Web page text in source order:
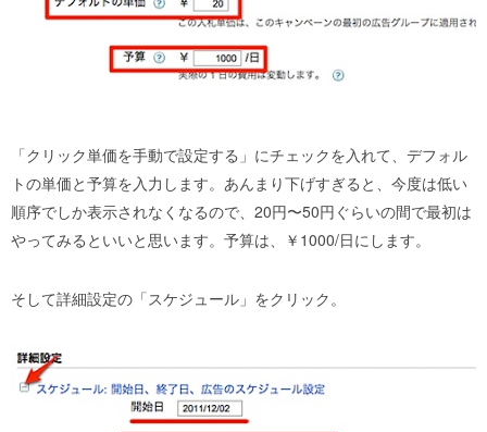
「クリック単価を手動で設定する」にチェックを入れて、デフォル
トの単価と予算を入力します。あんまり下げすぎると、今度は低い
順序でしか表示されなくなるので、20円〜50円ぐらいの間で最初は
やってみるといいと思います。予算は、￥1000/日にします。
そして詳細設定の「スケジュール」をクリック。